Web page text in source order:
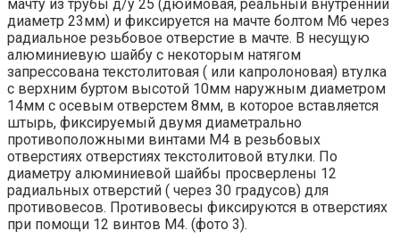
мачту из трубы д/у 25 (дюймовая, реальный внутренний
диаметр 23мм) и фиксируется на мачте болтом М6 через
радиальное резьбовое отверстие в мачте. В несущую
алюминиевую шайбу с некоторым натягом
запрессована текстолитовая ( или капролоновая) втулка
с верхним буртом высотой 10мм наружным диаметром
14мм с осевым отверстем 8мм, в которое вставляется
штырь, фиксируемый двумя диаметрально
противоположными винтами М4 в резьбовых
отверстиях отверстиях текстолитовой втулки. По
диаметру алюминиевой шайбы просверлены 12
радиальных отверстий ( через 30 градусов) для
противовесов. Противовесы фиксируются в отверстиях
при помощи 12 винтов М4. (фото 3).